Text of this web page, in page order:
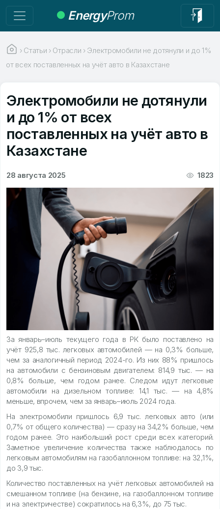
EnergyProm
› Статьи › Отрасли › Электромобили не дотянули и до 1%
от всех поставленных на учёт авто в Казахстане
Электромобили не дотянули
и до 1% от всех
поставленных на учёт авто в
Казахстане
28 августа 2025 1823
За январь–июль текущего года в РК было поставлено на
учёт 925,8 тыс. легковых автомобилей — на 0,3% больше,
чем за аналогичный период 2024-го. Из них 88% пришлось
на автомобили с бензиновым двигателем: 814,9 тыс. — на
0,8% больше, чем годом ранее. Следом идут легковые
автомобили на дизельном топливе: 14,1 тыс. — на 4,8%
меньше, впрочем, чем за январь–июль 2024 года.
На электромобили пришлось 6,9 тыс. легковых авто (или
0,7% от общего количества) — сразу на 34,2% больше, чем
годом ранее. Это наибольший рост среди всех категорий.
Заметное увеличение количества также наблюдалось по
легковым автомобилям на газобаллонном топливе: на 32,1%,
до 3,9 тыс.
Количество поставленных на учёт легковых автомобилей на
смешанном топливе (на бензине, на газобаллонном топливе
и на электричестве) сократилось на 6,3%, до 75 тыс.